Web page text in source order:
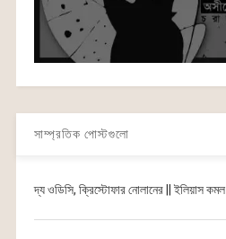
সাম্প্রতিক পোস্টগুলো
দ্য ওডিসি, ক্রিস্টোফার নোলানের || ইলিয়াস কমল